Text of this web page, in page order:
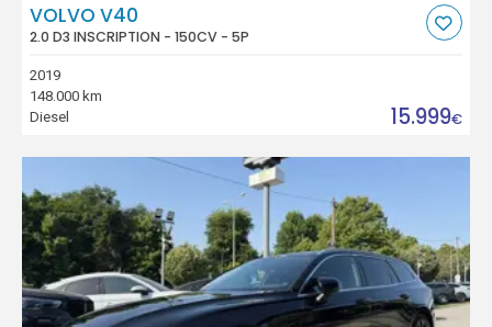
VOLVO V40
2.0 D3 INSCRIPTION - 150CV - 5P
2019
148.000 km
Diesel
15.999€